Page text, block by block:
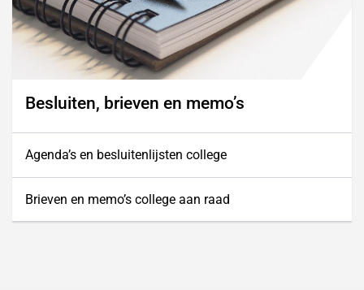
Besluiten, brieven en memo’s
Agenda’s en besluitenlijsten college
Brieven en memo’s college aan raad